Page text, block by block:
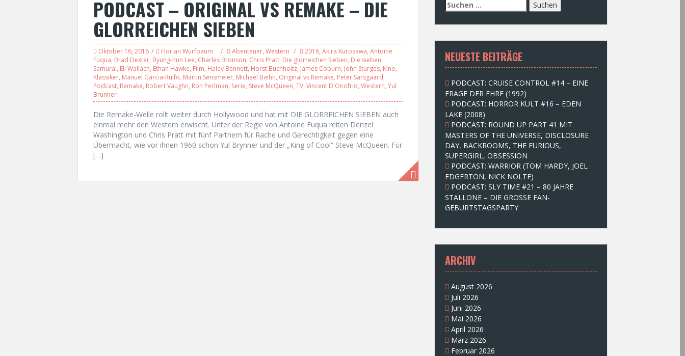
PODCAST – ORIGINAL VS REMAKE – DIE
GLORREICHEN SIEBEN
Oktober 16, 2016 Florian Wurfbaum Abenteuer, Western 2016, Akira Kurosawa, Antoine
Fuqua, Brad Dexter, Byung-hun Lee, Charles Bronson, Chris Pratt, Die glorreichen Sieben, Die sieben
Samurai, Eli Wallach, Ethan Hawke, Film, Haley Bennett, Horst Buchholtz, James Coburn, John Sturges, Kino,
Klassiker, Manuel Garcia-Rulfo, Martin Sensmeier, Michael Biehn, Original vs Remake, Peter Sarsgaard,
Podcast, Remake, Robert Vaughn, Ron Perlman, Serie, Steve McQueen, TV, Vincent D'Onofrio, Western, Yul
Brunner
Die Remake-Welle rollt weiter durch Hollywood und hat mit DIE GLORREICHEN SIEBEN auch
einmal mehr den Western erwischt. Unter der Regie von Antoine Fuqua reiten Denzel
Washington und Chris Pratt mit fünf Partnern für Rache und Gerechtigkeit gegen eine
Übermacht, wie vor ihnen 1960 schon Yul Brynner und der „King of Cool“ Steve McQueen. Für
[…]
S
u
c
e
n
n
c
h
:
NEUESTE BEITRÄGE
PODCAST: CRUISE CONTROL #14 – EINE
FRAGE DER EHRE (1992)
PODCAST: HORROR KULT #16 – EDEN
LAKE (2008)
PODCAST: ROUND UP PART 41 MIT
MASTERS OF THE UNIVERSE, DISCLOSURE
DAY, BACKROOMS, THE FURIOUS,
SUPERGIRL, OBSESSION
PODCAST: WARRIOR (TOM HARDY, JOEL
EDGERTON, NICK NOLTE)
PODCAST: SLY TIME #21 – 80 JAHRE
STALLONE – DIE GROSSE FAN-
GEBURTSTAGSPARTY
ARCHIV
August 2026
Juli 2026
Juni 2026
Mai 2026
April 2026
März 2026
Februar 2026